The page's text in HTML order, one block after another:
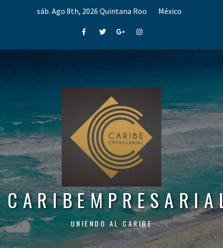
sáb. Ago 8th, 2026 Quintana Roo México
FacebookTwitterGoogle+Instagram
UNIENDO AL CARIBE